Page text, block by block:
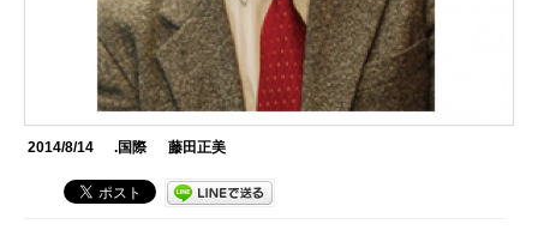
2014/8/14 .国際 藤田正美